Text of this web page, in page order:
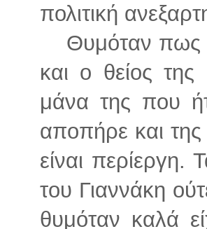
πολιτική
Θυμόταν πως
και ο θείος
μάνα της που
αποπήρε και της
είναι
του Γιαννάκη
θυμόταν καλά